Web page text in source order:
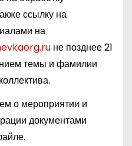
ссылку на
на
не позднее 21
темы и фамилии
о мероприятии и
документами